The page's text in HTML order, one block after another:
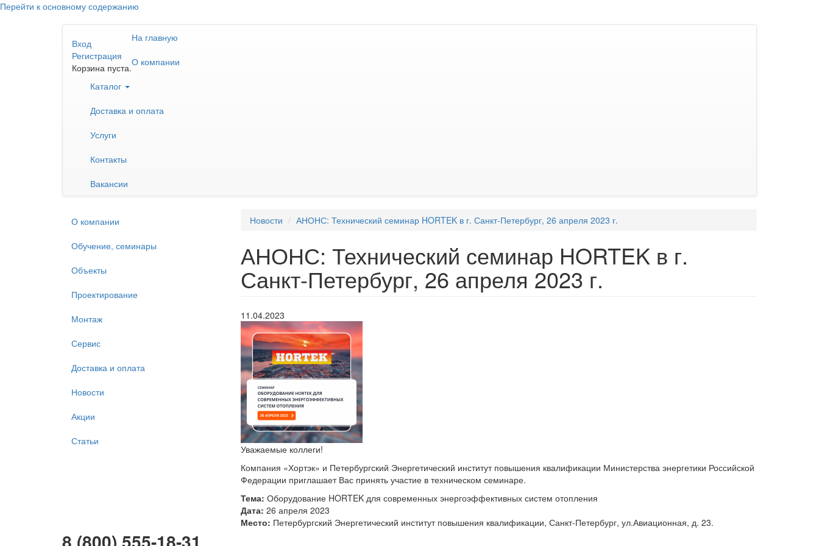
Перейти к основному содержанию
Вход
Регистрация
Корзина пуста.
На главную
О компании
Каталог
Доставка и оплата
Услуги
Контакты
Вакансии
О компании
Обучение, семинары
Объекты
Проектирование
Монтаж
Сервис
Доставка и оплата
Новости
Акции
Статьи
Новости АНОНС: Технический семинар HORTEK в г. Санкт-Петербург, 26 апреля 2023 г.
АНОНС: Технический семинар HORTEK в г.
Санкт-Петербург, 26 апреля 2023 г.
11.04.2023
Уважаемые коллеги!
Компания «Хортэк» и Петербургский Энергетический институт повышения квалификации Министерства энергетики Российской
Федерации приглашает Вас принять участие в техническом семинаре.
Тема: Оборудование HORTEK для современных энергоэффективных систем отопления
Дата: 26 апреля 2023
Место: Петербургский Энергетический институт повышения квалификации, Санкт-Петербург, ул.Авиационная, д. 23.